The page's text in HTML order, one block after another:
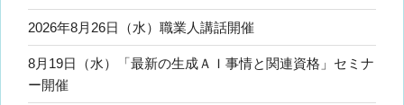
2026年8月26日（水）職業人講話開催
8月19日（水）「最新の生成ＡＩ事情と関連資格」セミナ
ー開催